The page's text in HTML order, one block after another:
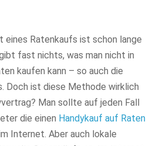
eines Ratenkaufs ist schon lange
fast nichts, was man nicht in
kaufen kann – so auch die
Doch ist diese Methode wirklich
Man sollte auf jeden Fall
die einen Handykauf auf Raten
Internet. Aber auch lokale